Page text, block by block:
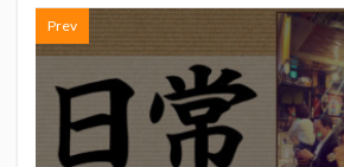
Prev
滝波商店
田中眼蛇夢 田子の月
真卓朗商店
神沢川酒造場
立教大学 競馬部
肋さん
臥龍梅 花の舞
花の舞酒造株式会社
英